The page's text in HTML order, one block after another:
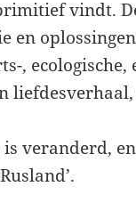
vindt.
en
,
veranderd,